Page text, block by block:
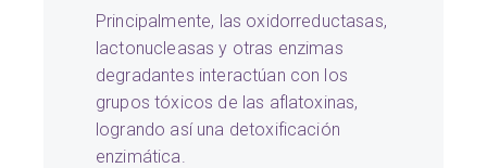
Principalmente, las oxidorreductasas,
lactonucleasas y otras enzimas
degradantes interactúan con los
grupos tóxicos de las aflatoxinas,
logrando así una detoxificación
enzimática.